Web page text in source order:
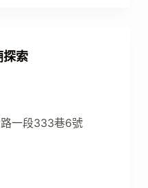
探索
一段333巷6號